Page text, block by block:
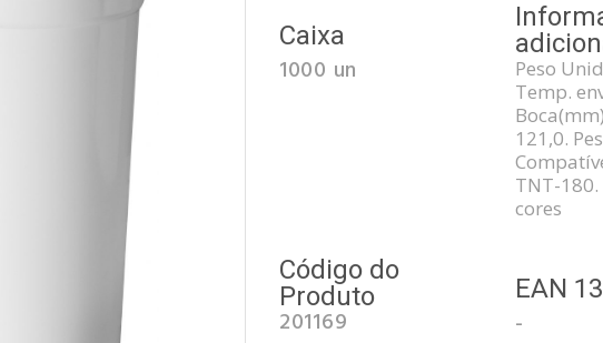
Caixa
1000 un
Peso
Temp.
121,0.
TNT-
cores
Código do
Produto
201169
EAN 13
-